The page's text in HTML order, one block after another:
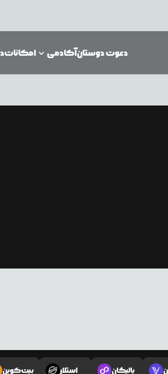
امکانات آکادمیدعوت دوستان
بیت‌کوین استلار پالیگان